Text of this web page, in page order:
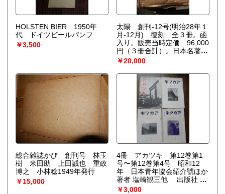
HOLSTEN BIER 1950年
代 ドイツビールパンフ
￥3,500
太陽 創刊-12号(明治28年１
月-12月) 復刻 全３冊。函
入り。販売当時定価 96,000
円（３冊合計）。日本名著出
版
￥20,000
総合雑誌かび 創刊号 林玉
樹 米田助 上田誠也 重政
博之 小林稔1949年発行
￥15,000
4冊 アカツキ 第12巻第1
号〜第12巻第4号 昭和12
年 日本青年協会紹介號ほか
著者 塩崎観三他 出版社 日
本青年協会
￥3,000